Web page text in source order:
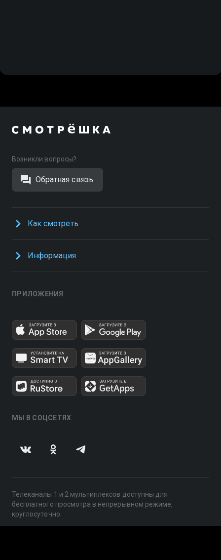
Возникли вопросы?
Обратная связь
Как смотреть
Информация
ПРИЛОЖЕНИЯ
МЫ В СОЦСЕТЯХ
Телеканалы 1 и 2 мультиплексов доступны для
бесплатного просмотра в непрерывном режиме,
круглосуточно.